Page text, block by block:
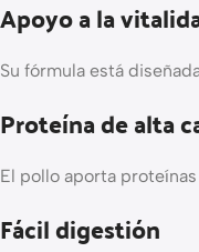
Apoyo a la
Su fórmula está
Proteína de alta
El pollo aporta
Fácil digestión